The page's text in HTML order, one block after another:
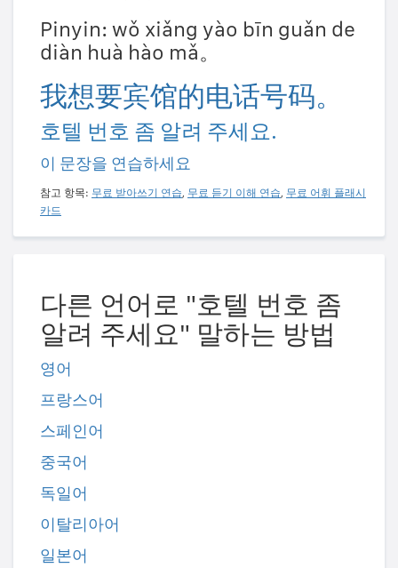
Pinyin: wǒ xiǎng yào bīn guǎn de
diàn huà hào mǎ。
我想要宾馆的电话号码。
호텔 번호 좀 알려 주세요.
이 문장을 연습하세요
참고 항목: 무료 받아쓰기 연습, 무료 듣기 이해 연습, 무료 어휘 플래시
카드
다른 언어로 "호텔 번호 좀
알려 주세요" 말하는 방법
영어
프랑스어
스페인어
중국어
독일어
이탈리아어
일본어